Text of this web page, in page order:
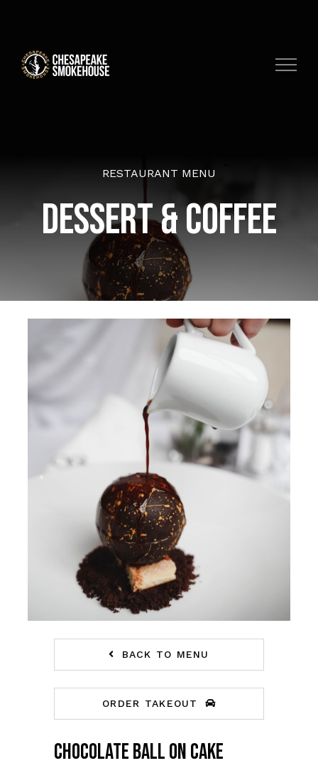
content
RESTAURANT MENU
DESSERT & COFFEE
BACK TO MENU
ORDER TAKEOUT
Chocolate ball on cake